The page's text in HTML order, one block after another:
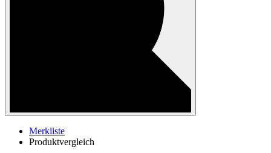
Merkliste
Produktvergleich